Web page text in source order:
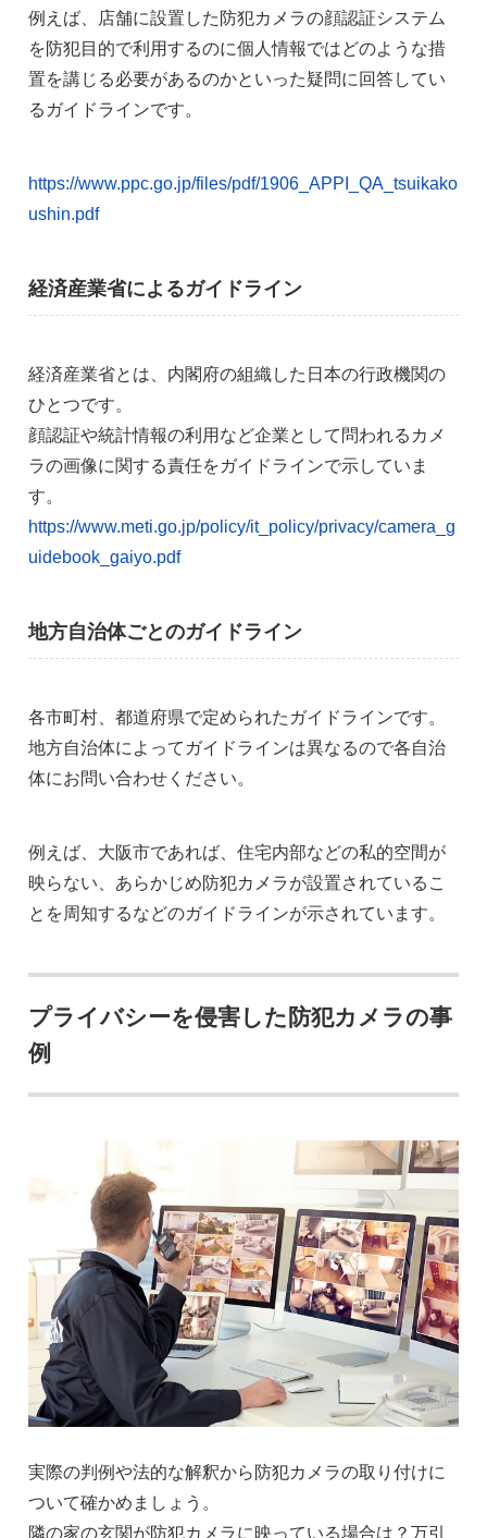
例えば、店舗に設置した防犯カメラの顔認証システム
を防犯目的で利用するのに個人情報ではどのような措
置を講じる必要があるのかといった疑問に回答してい
るガイドラインです。
https://www.ppc.go.jp/files/pdf/1906_APPI_QA_tsuikako
ushin.pdf
経済産業省によるガイドライン
経済産業省とは、内閣府の組織した日本の行政機関の
ひとつです。
顔認証や統計情報の利用など企業として問われるカメ
ラの画像に関する責任をガイドラインで示していま
す。
https://www.meti.go.jp/policy/it_policy/privacy/camera_g
uidebook_gaiyo.pdf
地方自治体ごとのガイドライン
各市町村、都道府県で定められたガイドラインです。
地方自治体によってガイドラインは異なるので各自治
体にお問い合わせください。
例えば、大阪市であれば、住宅内部などの私的空間が
映らない、あらかじめ防犯カメラが設置されているこ
とを周知するなどのガイドラインが示されています。
プライバシーを侵害した防犯カメラの事
例
実際の判例や法的な解釈から防犯カメラの取り付けに
ついて確かめましょう。
隣の家の玄関が防犯カメラに映っている場合は？万引